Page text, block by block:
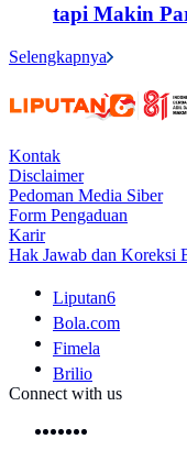
tapi Makin
Selengkapnya
Kontak
Disclaimer
Pedoman Media Siber
Form Pengaduan
Karir
Hak Jawab dan Koreksi
Liputan6
Bola.com
Fimela
Brilio
Connect with us